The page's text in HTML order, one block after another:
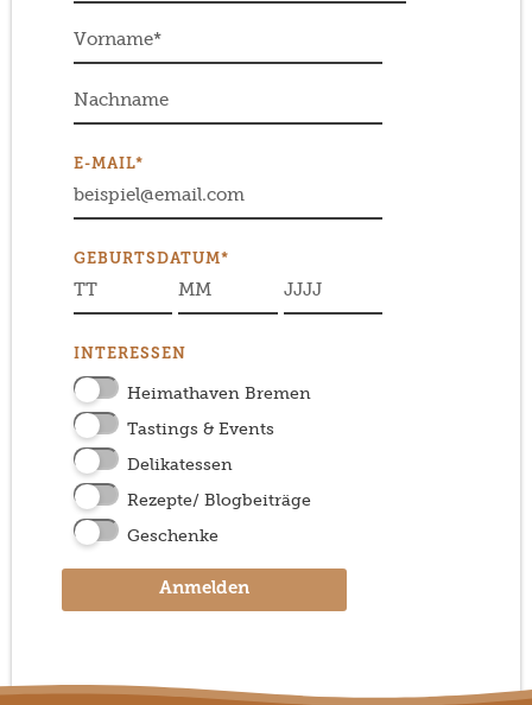
E-MAIL*
GEBURTSDATUM*
INTERESSEN
Heimathaven Bremen
Tastings & Events
Delikatessen
Rezepte/ Blogbeiträge
Geschenke
Anmelden